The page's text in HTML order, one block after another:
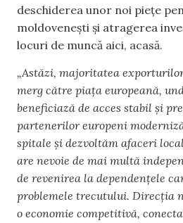
deschiderea unor noi piețe
moldovenești și atragerea
locuri de muncă aici, acasă.
„Astăzi, majoritatea
merg către piața europeană,
beneficiază de acces stabil și
partenerilor europeni
spitale și dezvoltăm afaceri
are nevoie de mai multă
de revenirea la dependențele
problemele trecutului. Direcția
o economie competitivă,